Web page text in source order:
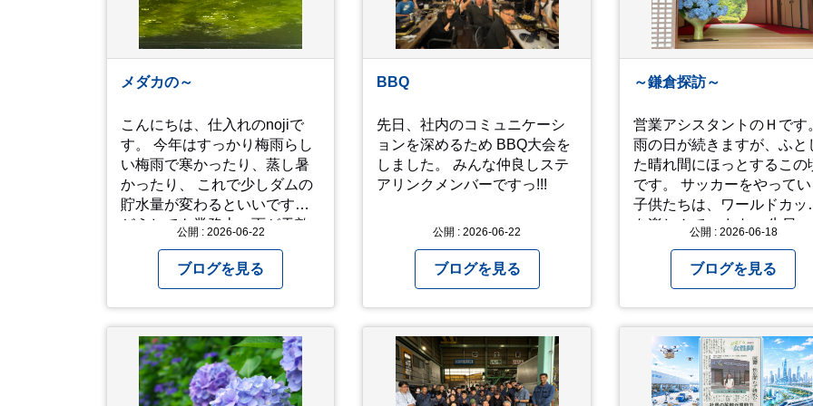
時過ぎ頃でした。大人気とは
聞いていましたがここまでと
は、、！！ 駅前ショッピング
モール内の店舗だったのでお
買い物をしつつ待機して遂に
入店。ハンバーグはレアな焼
き加減でとってもジューシー
で最高に美味しかったで
す！！目の前で店員さんがカ
ットしてくれるのもとっても
良かったです。 これは何個で
も行けてしまう勢
い、、！！！ 皆様も静岡へ行
く予定がありましたら是非と
も召し上がって見てくださ
い！予約は行っていないよう
なので、時と場合とタイミン
グと要相談です、、！！！
る事1つ目。友人の長期入院か
ら退院の知らせあり！ 気にか
かる事2つ目。疎遠だった知人
の訪問あり！ 気にかかるetcが
徐々に....。 気の持ちようと、
タイミングかもしれません
が。お宮参りはお薦めです。
お土産たち。 お好み焼きも
っぱり美味しいですね！ 広島
また遊びに行きたいです♪
メダカの～
こんにちは、仕入れのnojiで
す。 今年はすっかり梅雨らし
い梅雨で寒かったり、蒸し暑
かったり、 これで少しダムの
貯水量が変わるといいです。
どうしても業務上、雨が天敵
には水は欠かせないので 恵の
雨というこばのとおり、雨の
日は雨の日にできることを考
えてきたいものです。 さて、
すっかり題名とは違う話にな
ってしまいましたが、お家に
は代々10年以上続く ヒメダカ
公開 : 2026-06-22
ブログを見る
BBQ
先日、社内のコミュニケーシ
ョンを深めるため BBQ大会を
しました。 みんな仲良しステ
アリンクメンバーですっ!!!
公開 : 2026-06-22
ブログを見る
～鎌倉探訪～
営業アシスタントのＨです
雨の日が続きますが、ふと
た晴れ間にほっとするこの
です。 サッカーをやってい
子供たちは、ワールドカッ
を楽しんでいます。 先日、小
て参りました。 アジサイの
期で、観光客がとても多か
たです。 北鎌倉駅で降り
明月院⇒亀ヶ谷坂切通⇒「
やい工藝」で手仕事の器を
入⇒お昼ご飯⇒鶴岡八幡宮
江ノ電で大仏へ。 江ノ島は
公開 : 2026-06-18
ブログを見る